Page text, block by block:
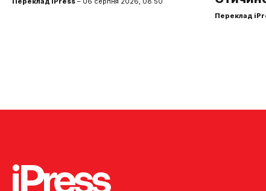
Переклад